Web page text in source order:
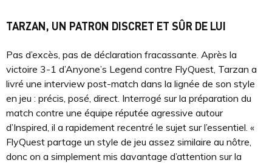
TARZAN, UN PATRON DISCRET ET SÛR DE LUI
Pas d’excès, pas de déclaration fracassante. Après la
victoire 3-1 d’Anyone’s Legend contre FlyQuest, Tarzan a
livré une interview post-match dans la lignée de son style
en jeu : précis, posé, direct. Interrogé sur la préparation du
match contre une équipe réputée agressive autour
d’Inspired, il a rapidement recentré le sujet sur l’essentiel. «
FlyQuest partage un style de jeu assez similaire au nôtre,
donc on a simplement mis davantage d’attention sur la